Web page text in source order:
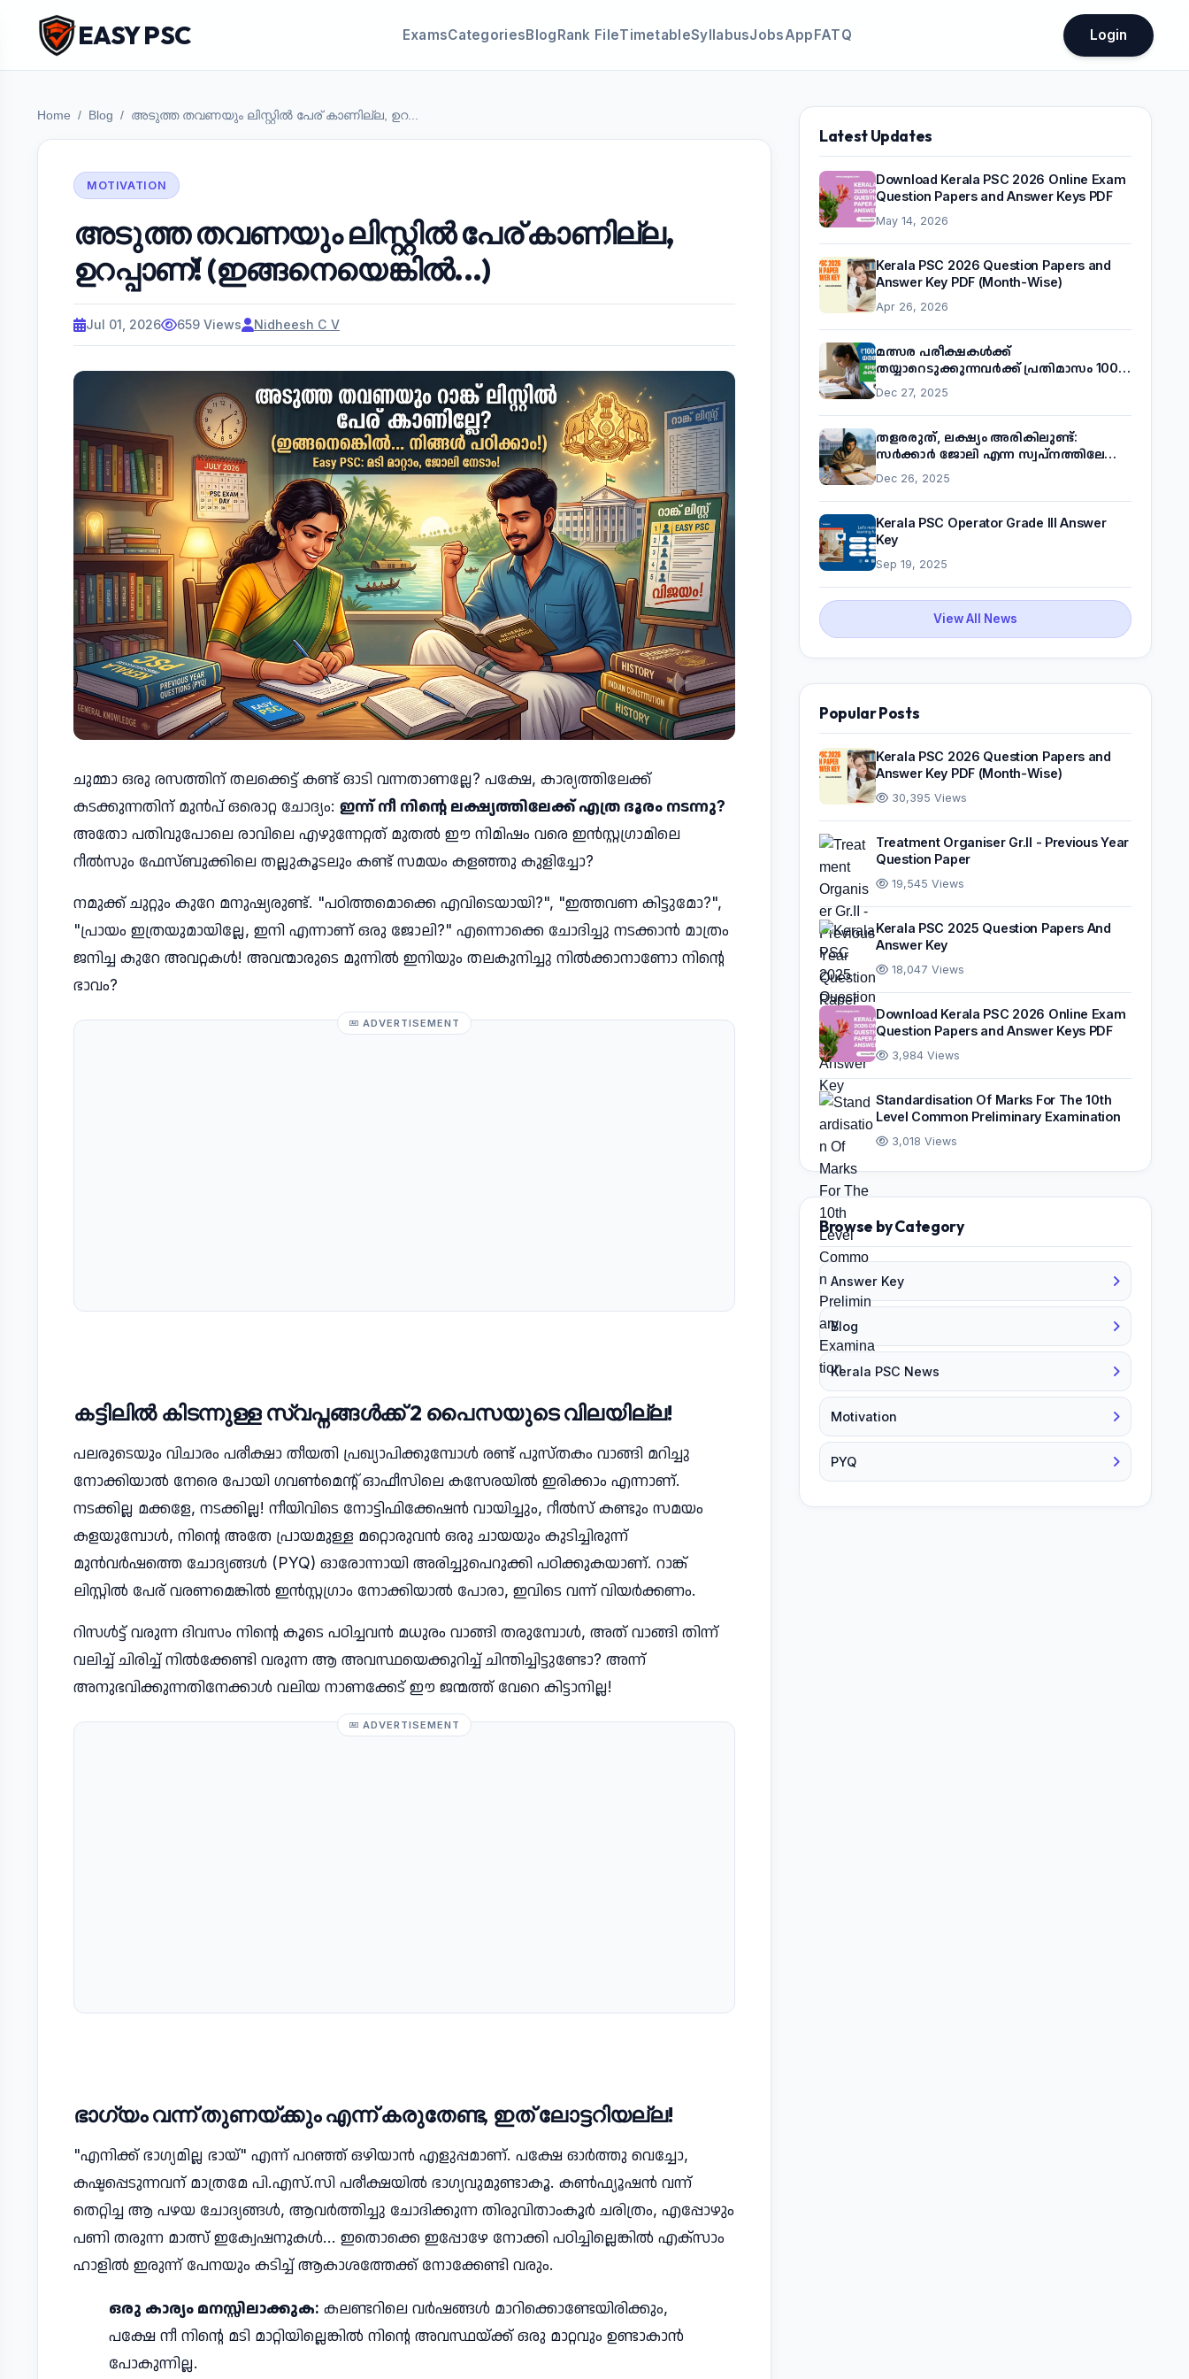
EASY PSC ExamsCategoriesBlogRank FileTimetableSyllabusJobsAppFATQ Login
Home Blog അടുത്ത തവണയും ലിസ്റ്റിൽ പേര് കാണില്ല, ഉറ...
MOTIVATION
അടുത്ത തവണയും ലിസ്റ്റിൽ പേര് കാണില്ല,
ഉറപ്പാണ്! (ഇങ്ങനെയെങ്കിൽ...)
Jul 01, 2026 659 Views Nidheesh C V
ചുമ്മാ ഒരു രസത്തിന് തലക്കെട്ട് കണ്ട് ഓടി വന്നതാണല്ലേ? പക്ഷേ, കാര്യത്തിലേക്ക്
കടക്കുന്നതിന് മുൻപ് ഒരൊറ്റ ചോദ്യം: ഇന്ന് നീ നിൻ്റെ ലക്ഷ്യത്തിലേക്ക് എത്ര ദൂരം നടന്നു?
അതോ പതിവുപോലെ രാവിലെ എഴുന്നേറ്റത് മുതൽ ഈ നിമിഷം വരെ ഇൻസ്റ്റഗ്രാമിലെ
റീൽസും ഫേസ്ബുക്കിലെ തല്ലുകൂടലും കണ്ട് സമയം കളഞ്ഞു കുളിച്ചോ?
നമുക്ക് ചുറ്റും കുറേ മനുഷ്യരുണ്ട്. "പഠിത്തമൊക്കെ എവിടെയായി?", "ഇത്തവണ കിട്ടുമോ?",
"പ്രായം ഇത്രയുമായില്ലേ, ഇനി എന്നാണ് ഒരു ജോലി?" എന്നൊക്കെ ചോദിച്ചു നടക്കാൻ മാത്രം
ജനിച്ച കുറേ അവറ്റകൾ! അവന്മാരുടെ മുന്നിൽ ഇനിയും തലകുനിച്ചു നിൽക്കാനാണോ നിൻ്റെ
ഭാവം?
ADVERTISEMENT
കട്ടിലിൽ കിടന്നുള്ള സ്വപ്നങ്ങൾക്ക് 2 പൈസയുടെ വിലയില്ല!
പലരുടെയും വിചാരം പരീക്ഷാ തീയതി പ്രഖ്യാപിക്കുമ്പോൾ രണ്ട് പുസ്തകം വാങ്ങി മറിച്ചു
നോക്കിയാൽ നേരെ പോയി ഗവൺമെൻ്റ് ഓഫീസിലെ കസേരയിൽ ഇരിക്കാം എന്നാണ്.
നടക്കില്ല മക്കളേ, നടക്കില്ല! നീയിവിടെ നോട്ടിഫിക്കേഷൻ വായിച്ചും, റീൽസ് കണ്ടും സമയം
കളയുമ്പോൾ, നിൻ്റെ അതേ പ്രായമുള്ള മറ്റൊരുവൻ ഒരു ചായയും കുടിച്ചിരുന്ന്
മുൻവർഷത്തെ ചോദ്യങ്ങൾ (PYQ) ഓരോന്നായി അരിച്ചുപെറുക്കി പഠിക്കുകയാണ്. റാങ്ക്
ലിസ്റ്റിൽ പേര് വരണമെങ്കിൽ ഇൻസ്റ്റഗ്രാം നോക്കിയാൽ പോരാ, ഇവിടെ വന്ന് വിയർക്കണം.
റിസൾട്ട് വരുന്ന ദിവസം നിൻ്റെ കൂടെ പഠിച്ചവൻ മധുരം വാങ്ങി തരുമ്പോൾ, അത് വാങ്ങി തിന്ന്
വലിച്ച് ചിരിച്ച് നിൽക്കേണ്ടി വരുന്ന ആ അവസ്ഥയെക്കുറിച്ച് ചിന്തിച്ചിട്ടുണ്ടോ? അന്ന്
അനുഭവിക്കുന്നതിനേക്കാൾ വലിയ നാണക്കേട് ഈ ജന്മത്ത് വേറെ കിട്ടാനില്ല!
ADVERTISEMENT
ഭാഗ്യം വന്ന് തുണയ്ക്കും എന്ന് കരുതേണ്ട, ഇത് ലോട്ടറിയല്ല!
"എനിക്ക് ഭാഗ്യമില്ല ഭായ്" എന്ന് പറഞ്ഞ് ഒഴിയാൻ എളുപ്പമാണ്. പക്ഷേ ഓർത്തു വെച്ചോ,
കഷ്ടപ്പെടുന്നവന് മാത്രമേ പി.എസ്.സി പരീക്ഷയിൽ ഭാഗ്യവുമുണ്ടാകൂ. കൺഫ്യൂഷൻ വന്ന്
തെറ്റിച്ച ആ പഴയ ചോദ്യങ്ങൾ, ആവർത്തിച്ചു ചോദിക്കുന്ന തിരുവിതാംകൂർ ചരിത്രം, എപ്പോഴും
പണി തരുന്ന മാത്സ് ഇക്വേഷനുകൾ... ഇതൊക്കെ ഇപ്പോഴേ നോക്കി പഠിച്ചില്ലെങ്കിൽ എക്സാം
ഹാളിൽ ഇരുന്ന് പേനയും കടിച്ച് ആകാശത്തേക്ക് നോക്കേണ്ടി വരും.
ഒരു കാര്യം മനസ്സിലാക്കുക: കലണ്ടറിലെ വർഷങ്ങൾ മാറിക്കൊണ്ടേയിരിക്കും,
പക്ഷേ നീ നിൻ്റെ മടി മാറ്റിയില്ലെങ്കിൽ നിൻ്റെ അവസ്ഥയ്ക്ക് ഒരു മാറ്റവും ഉണ്ടാകാൻ
പോകുന്നില്ല.
Latest Updates
Download Kerala PSC 2026 Online Exam
Question Papers and Answer Keys PDF
May 14, 2026
Kerala PSC 2026 Question Papers and
Answer Key PDF (Month-Wise)
Apr 26, 2026
മത്സര പരീക്ഷകൾക്ക്
തയ്യാറെടുക്കുന്നവർക്ക് പ്രതിമാസം 1000
പദ്ധതിയെക്കുറിച്ച് അറിയാം
Dec 27, 2025
തളരരുത്, ലക്ഷ്യം അരികിലുണ്ട്:
സർക്കാർ ജോലി എന്ന സ്വപ്നത്തിലേക്ക്
Dec 26, 2025
Kerala PSC Operator Grade III Answer
Key
Sep 19, 2025
View All News
Popular Posts
Kerala PSC 2026 Question Papers and
Answer Key PDF (Month-Wise)
30,395 Views
Treatment Organiser Gr.II - Previous Year
Question Paper
19,545 Views
Kerala PSC 2025 Question Papers And
Answer Key
18,047 Views
Download Kerala PSC 2026 Online Exam
Question Papers and Answer Keys PDF
3,984 Views
Standardisation Of Marks For The 10th
Level Common Preliminary Examination
3,018 Views
Browse by Category
Answer Key
Blog
Kerala PSC News
Motivation
PYQ